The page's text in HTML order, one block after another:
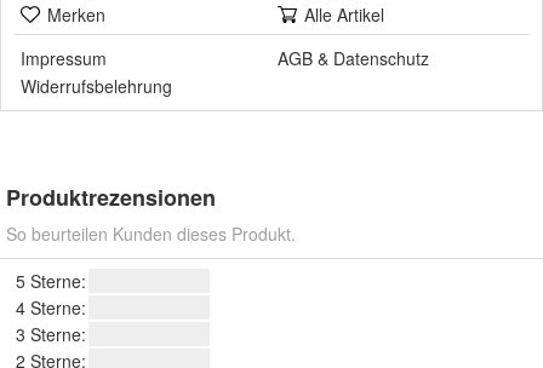
Merken
Alle Artikel
Impressum
AGB & Datenschutz
Widerrufsbelehrung
Produktrezensionen
So beurteilen Kunden dieses Produkt.
5 Sterne:
4 Sterne:
3 Sterne:
2 Sterne: